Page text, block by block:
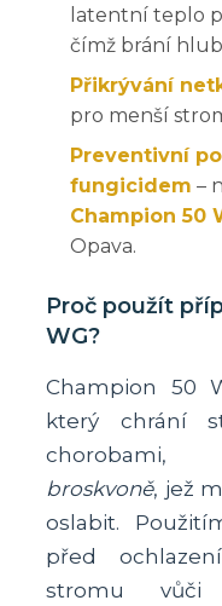
latentní teplo
čímž brání
Přikrývání
pro menší
Preventivní
fungicidem –
Champion 50
Opava.
Proč použít
WG?
Champion 50
který chrání
broskvoně, jež
oslabit.
před
stromu vůči